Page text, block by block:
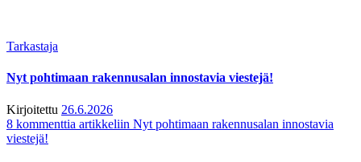
Tarkastaja
Nyt pohtimaan rakennusalan innostavia viestejä!
Kirjoitettu 26.6.2026
8 kommenttia artikkeliin Nyt pohtimaan rakennusalan innostavia
viestejä!